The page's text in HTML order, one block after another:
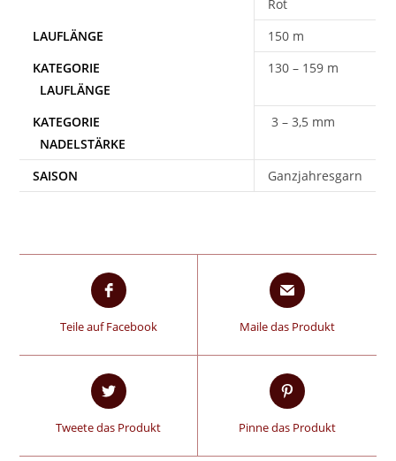
Rot
150 m
130 – 159 m
3 – 3,5 mm
SAISON Ganzjahresgarn
Teile auf Facebook Maile das Produkt
Tweete das Produkt Pinne das Produkt